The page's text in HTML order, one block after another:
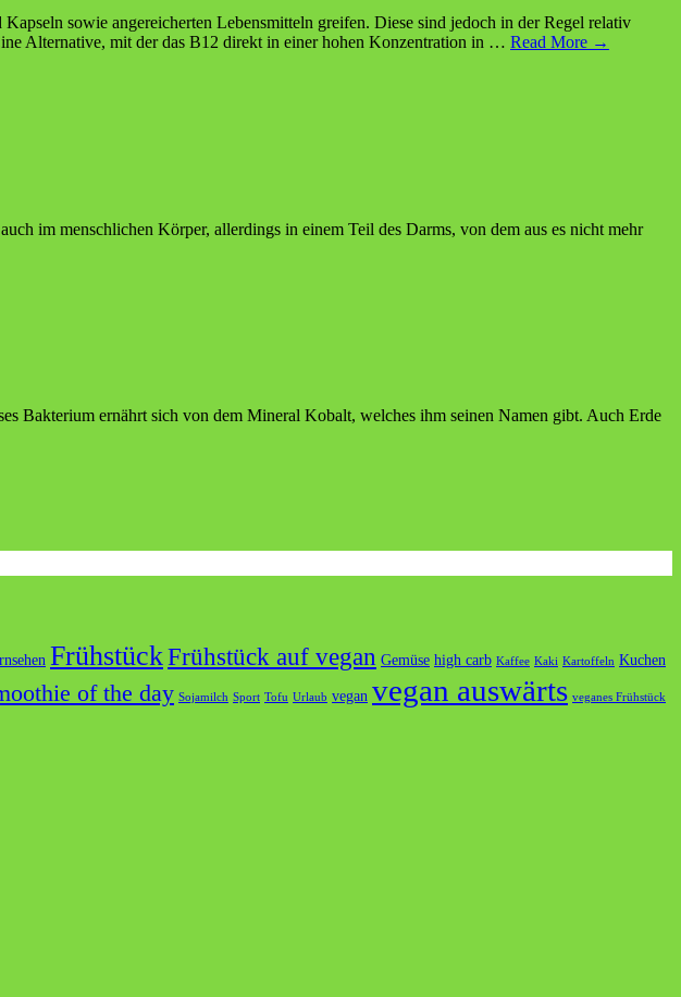
sowie angereicherten Lebensmitteln greifen. Diese sind jedoch in der Regel relativ
Alternative, mit der das B12 direkt in einer hohen Konzentration in … Read More →
im menschlichen Körper, allerdings in einem Teil des Darms, von dem aus es nicht mehr
Bakterium ernährt sich von dem Mineral Kobalt, welches ihm seinen Namen gibt. Auch Erde
FrühstückFrühstück auf vegan Gemüse high carb Kaffee Kaki Kartoffeln Kuchen
of the day Sojamilch Sport Tofu Urlaub vegan vegan auswärts veganes Frühstück